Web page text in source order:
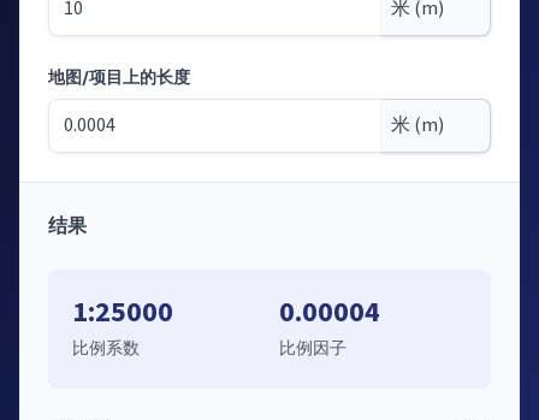
模式：根据比例尺计算长度
地图/项目上的长度
结果
1:25000
比例系数
0.00004
比例因子